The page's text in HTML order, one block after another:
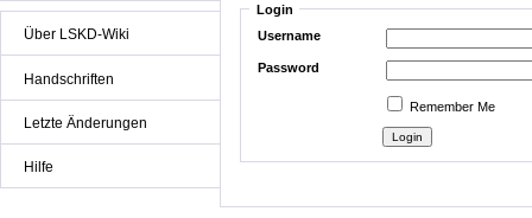
Über LSKD-Wiki
Handschriften
Letzte Änderungen
Hilfe
Login
Username
Password
Remember Me